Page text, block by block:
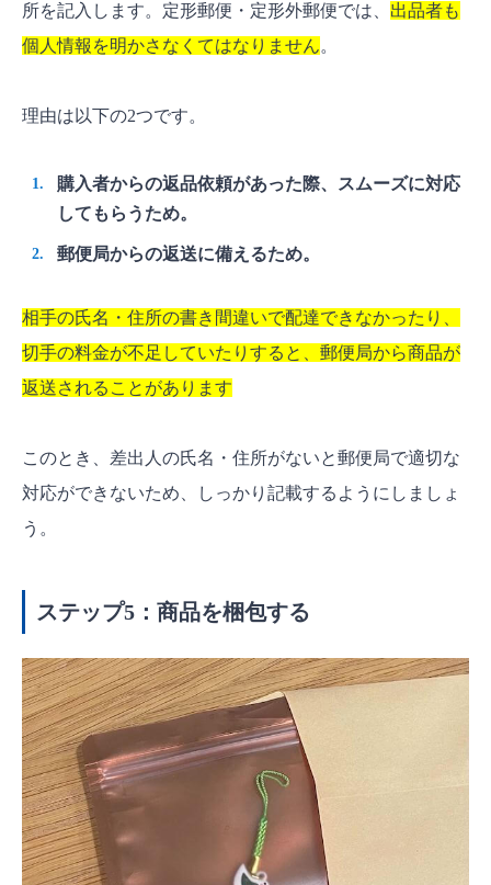
所を記入します。定形郵便・定形外郵便では、 出品者も
個人情報を明かさなくてはなりません。
理由は以下の2つです。
購入者からの返品依頼があった際、スムーズに対応
してもらうため。
郵便局からの返送に備えるため。
相手の氏名・住所の書き間違いで配達できなかったり、
切手の料金が不足していたりすると、郵便局から商品が
返送されることがあります
このとき、差出人の氏名・住所がないと郵便局で適切な
対応ができないため、しっかり記載するようにしましょ
う。
ステップ5：商品を梱包する